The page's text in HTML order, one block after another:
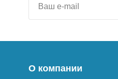
О компании